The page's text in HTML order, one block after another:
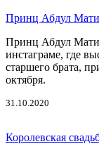
Принц Абдул
Принц Абдул
инстаграме, где
старшего брата,
октября.
31.10.2020
Королевская